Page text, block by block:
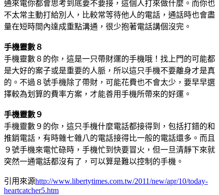
通來電你都會思考到底要不要接，這個人打來做什麼。而你也
不太常主動打給別人，比較常等待他人的電話，通話時也會盡
量在短時間內達成重點溝通，很少抱著電話講個沒完。
手機靈數８
手機靈數８的你，這是一只帶財運的手機哦！找上門的可能都
是大好的案子或是重要的人脈，所以這只手機不要離身才是真
的。不過８號手機除了帶財，可能花費也不會太少，要早早選
擇較為划算的費率方案，才能善用手機所帶來的好運。
手機靈數９
手機靈數９的你，這只手機什麼電話都接得到，包括打錯的和
推銷電話，有時雜七雜八的電話接得比一般的電話還多。而且
９號手機來電忙碌時，手機忙到快要冒火，但一旦清靜下來就
突然一通電話都沒有了，可以算是難以控制的手機。
引用來源http://www.libertytimes.com.tw/2011/new/apr/10/today-
heartcatcher5.htm